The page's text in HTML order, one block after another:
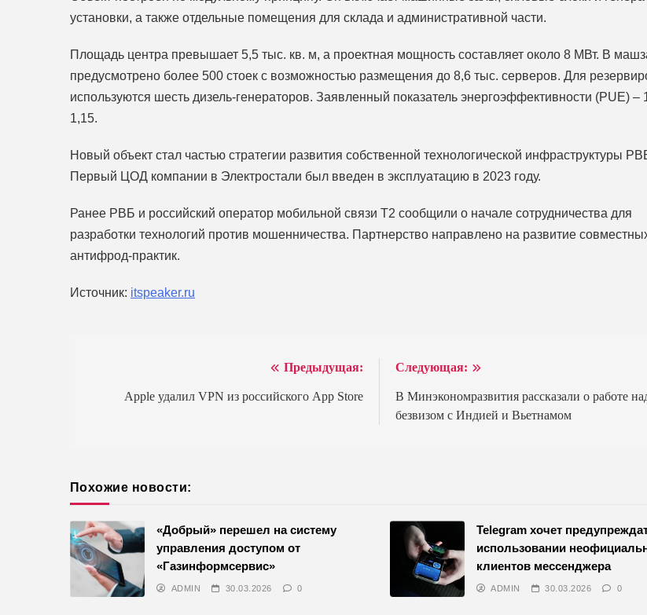
установки, а также отдельные помещения для склада и административной части.
Площадь центра превышает 5,5 тыс. кв. м, а проектная мощность составляет около 8 МВт. В
предусмотрено более 500 стоек с возможностью размещения до 8,6 тыс. серверов. Для
используются шесть дизель-генераторов. Заявленный показатель энергоэффективности (PUE) –
1,15.
Новый объект стал частью стратегии развития собственной технологической инфраструктуры
Первый ЦОД компании в Электростали был введен в эксплуатацию в 2023 году.
Ранее РВБ и российский оператор мобильной связи T2 сообщили о начале сотрудничества для
разработки технологий против мошенничества. Партнерство направлено на развитие
антифрод-практик.
Источник: itspeaker.ru
Предыдущая:
Apple удалил VPN из российского App Store
Следующая:
В Минэкономразвития рассказали о работе
безвизом с Индией и Вьетнамом
Похожие новости:
«Добрый» перешел на систему
управления доступом от
«Газинформсервис»
ADMIN 30.03.2026 0
Telegram хочет
использовании
клиентов мессенджера
ADMIN 30.03.2026 0